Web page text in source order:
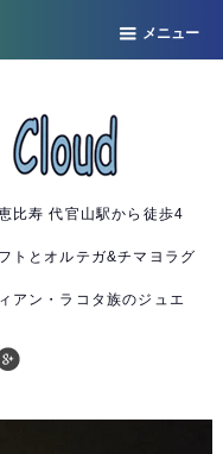
メニュー
比寿 代官山駅から徒歩4
トとオルテガ&チマヨラグ
アン・ラコタ族のジュエ